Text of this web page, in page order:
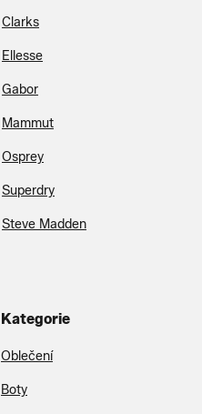
Clarks
Ellesse
Gabor
Mammut
Osprey
Superdry
Steve Madden
Kategorie
Oblečení
Boty